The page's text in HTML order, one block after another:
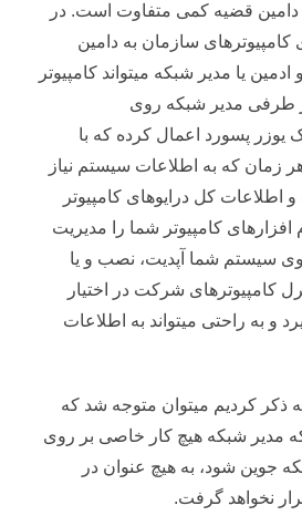
دامین قضیه کمی متفاوت است. در
سازمان به دامین
یا مدیر شبکه میتواند کامپیوتر
طرفی مدیر شبکه روی
یوزر پسورد اعمال کرده که با
هر زمان که به اطلاعات سیستم نیاز
اطلاعات کل درایوهای کامپیوتر
افزارهای کامپیوتر شما را مدیریت
سیستم شما آپدیت، نصب و یا
کامپیوترهای شرکت در اختیار
و به راحتی میتواند به اطلاعات
ذکر کردیم میتوان متوجه شد که
مدیر شبکه هیچ کار خاصی بر روی
جوین شود، به هیچ عنوان در
نخواهد گرفت.